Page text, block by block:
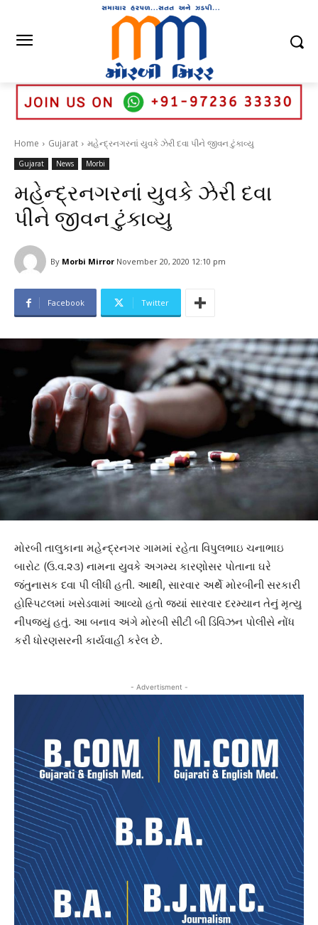
Home Gujarat મહેન્દ્રનગરનાં યુવકે ઝેરી દવા પીને જીવન ટુંકાવ્યુ
Gujarat News Morbi
મહેન્દ્રનગરનાં યુવકે ઝેરી દવા
પીને જીવન ટુંકાવ્યુ
By Morbi Mirror November 20, 2020 12:10 pm
Facebook Twitter
મોરબી તાલુકાના મહેન્દ્રનગર ગામમાં રહેતા વિપુલભાઇ ચનાભાઇ
બારોટ (ઉ.વ.૨૩) નામના યુવકે અગમ્ય કારણોસર પોતાના ઘરે
જંતુનાસક દવા પી લીધી હતી. આથી, સારવાર અર્થે મોરબીની સરકારી
હોસ્પિટલમાં ખસેડવામાં આવ્યો હતો જ્યાં સારવાર દરમ્યાન તેનું મૃત્યુ
નીપજ્યું હતું. આ બનાવ અંગે મોરબી સીટી બી ડિવિઝન પોલીસે નોંધ
કરી ધોરણસરની કાર્યવાહી કરેલ છે.
- Advertisment -